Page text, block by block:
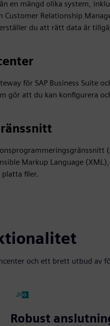
en mängd olika system,
Customer Relationship
du att rätt data är
för SAP Business Suite
gör att du kan konfigurera
Markup Language
platta filer.
och ett brett utbud av
Robust